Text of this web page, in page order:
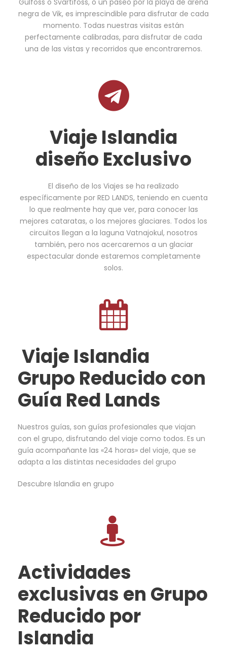
Gulfoss o Svartifoss, o un paseo por la playa de arena
negra de Vik, es imprescindible para disfrutar de cada
momento. Todas nuestras visitas están
perfectamente calibradas, para disfrutar de cada
una de las vistas y recorridos que encontraremos.
Viaje Islandia
diseño Exclusivo
El diseño de los Viajes se ha realizado
específicamente por RED LANDS, teniendo en cuenta
lo que realmente hay que ver, para conocer las
mejores cataratas, o los mejores glaciares. Todos los
circuitos llegan a la laguna Vatnajokul, nosotros
también, pero nos acercaremos a un glaciar
espectacular donde estaremos completamente
solos.
Viaje Islandia
Grupo Reducido con
Guía Red Lands
Nuestros guías, son guías profesionales que viajan
con el grupo, disfrutando del viaje como todos. Es un
guía acompañante las «24 horas» del viaje, que se
adapta a las distintas necesidades del grupo
Descubre Islandia en grupo
Actividades
exclusivas en Grupo
Reducido por
Islandia